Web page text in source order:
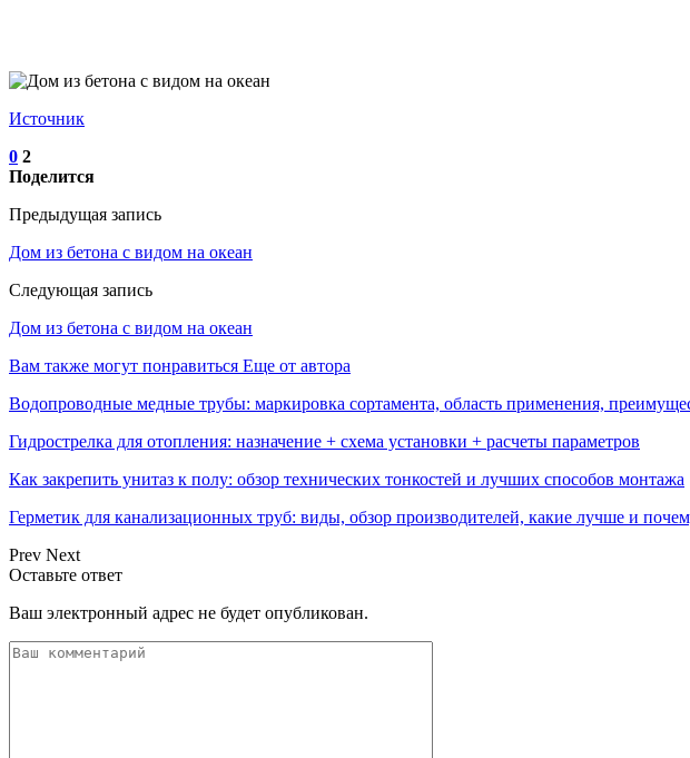
Источник
0 2
Поделится
Предыдущая запись
Дом из бетона с видом на океан
Следующая запись
Дом из бетона с видом на океан
Вам также могут понравиться Еще от автора
Водопроводные медные трубы: маркировка сортамента, область применения,
Гидрострелка для отопления: назначение + схема установки + расчеты параметров
Как закрепить унитаз к полу: обзор технических тонкостей и лучших способов монтажа
Герметик для канализационных труб: виды, обзор производителей, какие лучше и
Prev Next
Оставьте ответ
Ваш электронный адрес не будет опубликован.